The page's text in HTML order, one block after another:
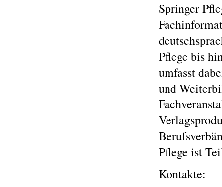
Springer
Pflege bis
umfasst
und
Pflege ist
Kontakte: